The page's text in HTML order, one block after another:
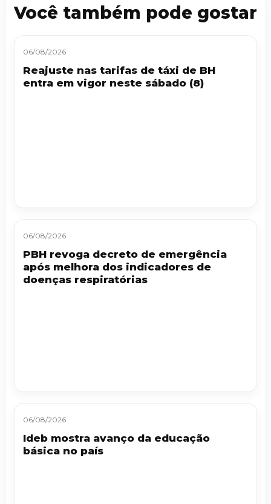
Você também pode gostar
06/08/2026
Reajuste nas tarifas de táxi de BH
entra em vigor neste sábado (8)
06/08/2026
PBH revoga decreto de emergência
após melhora dos indicadores de
doenças respiratórias
06/08/2026
Ideb mostra avanço da educação
básica no país